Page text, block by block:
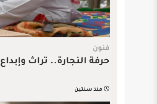
فنون
حرفة النجارة.. تراث وإبداع
منذ سنتين